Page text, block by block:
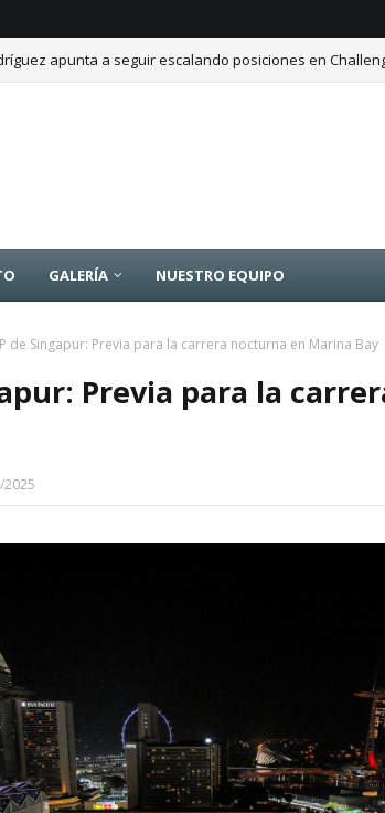
apunta a seguir escalando posiciones en
GALERÍA NUESTRO EQUIPO
de Singapur: Previa para la carrera nocturna en Marina Bay
Previa para la
2025